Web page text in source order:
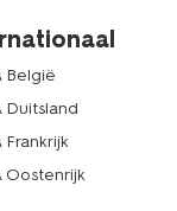
België
Duitsland
Frankrijk
Oostenrijk